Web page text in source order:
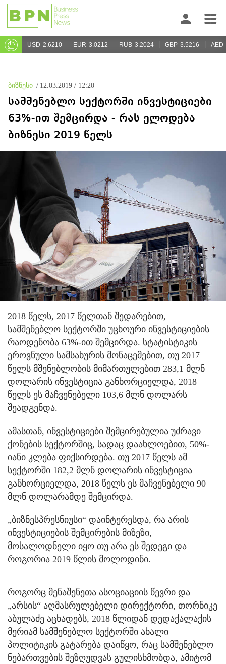
USD 2.6210 EUR 3.0212 RUB 3.2024 GBP 3.5216 AED
ბიზნესი / 12.03.2019 / 12:20
სამშენებლო სექტორში ინვესტიციები
63%-ით შემცირდა - რას ელოდება
ბიზნესი 2019 წელს
2018 წელს, 2017 წელთან შედარებით,
სამშენებლო სექტორში უცხოური ინვესტიციების
რაოდენობა 63%-ით შემცირდა. სტატისტიკის
ეროვნული სამსახურის მონაცემებით, თუ 2017
წელს მშენებლობის მიმართულებით 283,1 მლნ
დოლარის ინვესტიცია განხორციელდა, 2018
წელს ეს მაჩვენებელი 103,6 მლნ დოლარს
შეადგენდა.
ამასთან, ინვესტიციები შემცირებულია უძრავი
ქონების სექტორშიც, სადაც დაახლოებით, 50%-
იანი კლება ფიქსირდება. თუ 2017 წელს ამ
სექტორში 182,2 მლნ დოლარის ინვესტიცია
განხორციელდა, 2018 წელს ეს მაჩვენებელი 90
მლნ დოლარამდე შემცირდა.
„ბიზნესპრესნიუსი“ დაინტერესდა, რა არის
ინვესტიციების შემცირების მიზეზი,
მოსალოდნელი იყო თუ არა ეს შედეგი და
როგორია 2019 წლის მოლოდინი.
როგორც მენაშენეთა ასოციაციის წევრი და
„არსის“ აღმასრულებელი დირექტორი, თორნიკე
აბულაძე აცხადებს, 2018 წლიდან დედაქალაქის
მერიამ სამშენებლო სექტორში ახალი
პოლიტიკის გატარება დაიწყო, რაც სამშენებლო
ნებართვების შეზღუდვას გულისხმობდა, ამიტომ